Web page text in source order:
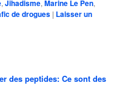
,Jihadisme,Marine Le Pen,
de drogues | Laisser un
des peptides: Ce sont des